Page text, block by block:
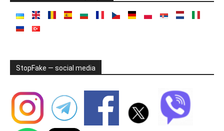
StopFake — social media